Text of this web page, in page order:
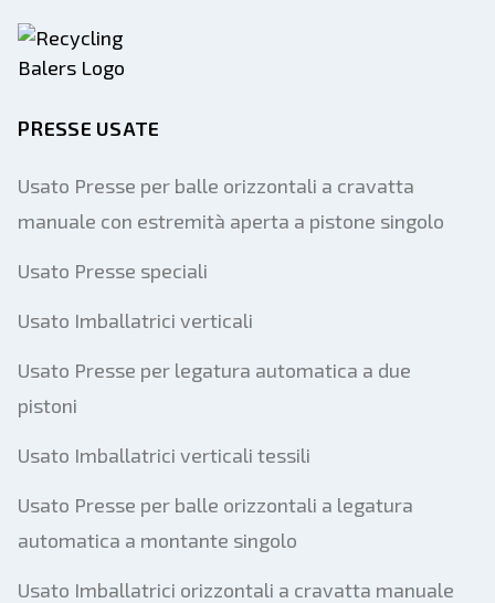
PRESSE USATE
Usato Presse per balle orizzontali a cravatta
manuale con estremità aperta a pistone singolo
Usato Presse speciali
Usato Imballatrici verticali
Usato Presse per legatura automatica a due
pistoni
Usato Imballatrici verticali tessili
Usato Presse per balle orizzontali a legatura
automatica a montante singolo
Usato Imballatrici orizzontali a cravatta manuale